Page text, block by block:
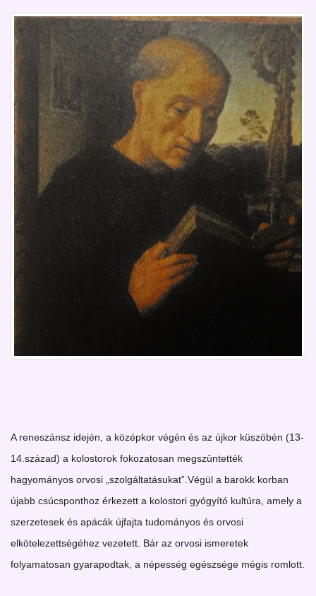
A reneszánsz idején, a középkor végén és az újkor küszöbén (13-
14.század) a kolostorok fokozatosan megszüntették
hagyományos orvosi „szolgáltatásukat”.Végül a barokk korban
újabb csúcsponthoz érkezett a kolostori gyógyító kultúra, amely a
szerzetesek és apácák újfajta tudományos és orvosi
elkötelezettségéhez vezetett. Bár az orvosi ismeretek
folyamatosan gyarapodtak, a népesség egészsége mégis romlott.